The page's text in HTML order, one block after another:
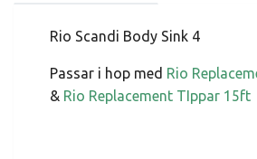
Rio Scandi Body Sink 4
Passar i hop med Rio
& Rio Replacement TIppar 15ft